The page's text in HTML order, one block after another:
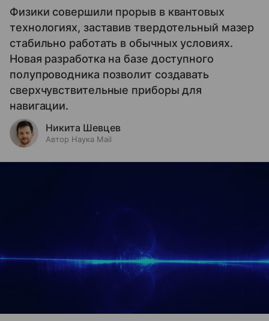
Физики совершили прорыв в квантовых
технологиях, заставив твердотельный мазер
стабильно работать в обычных условиях.
Новая разработка на базе доступного
полупроводника позволит создавать
сверхчувствительные приборы для
навигации.
Никита Шевцев
Автор Наука Mail